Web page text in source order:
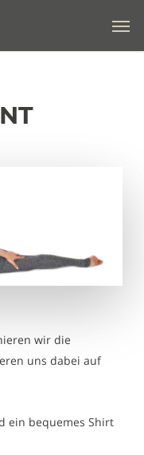
wir die
uns dabei auf
ein bequemes Shirt